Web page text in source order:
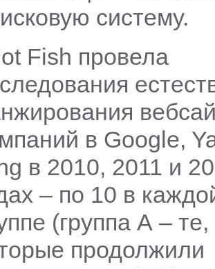
систему.
Fish провела
в Google,
в 2010, 2011 и
– по 10 в
(группа А – те,
продолжили